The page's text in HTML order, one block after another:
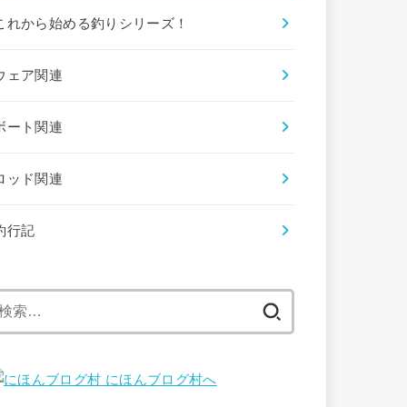
れから始める釣りシリーズ！
ェア関連
ート関連
ッド関連
行記